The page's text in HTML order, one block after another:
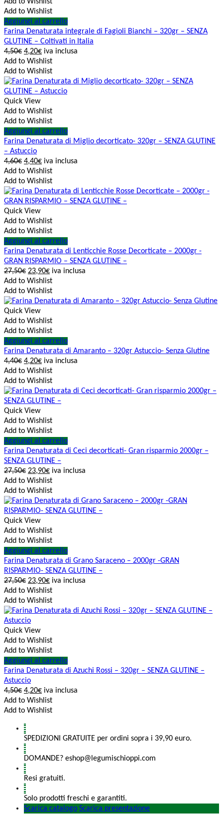
Add to Wishlist
Aggiungi al carrello
Farina Denaturata integrale di Fagioli Bianchi – 320gr – SENZA
GLUTINE – Coltivati in Italia
4,50€ 4,20€ iva inclusa
Add to Wishlist
Add to Wishlist
Quick View
Add to Wishlist
Add to Wishlist
Aggiungi al carrello
Farina Denaturata di Miglio decorticato- 320gr – SENZA GLUTINE
– Astuccio
4,60€ 4,40€ iva inclusa
Add to Wishlist
Add to Wishlist
Quick View
Add to Wishlist
Add to Wishlist
Aggiungi al carrello
Farina Denaturata di Lenticchie Rosse Decorticate – 2000gr -
GRAN RISPARMIO – SENZA GLUTINE –
27,50€ 23,90€ iva inclusa
Add to Wishlist
Add to Wishlist
Quick View
Add to Wishlist
Add to Wishlist
Aggiungi al carrello
Farina Denaturata di Amaranto – 320gr Astuccio- Senza Glutine
4,40€ 4,20€ iva inclusa
Add to Wishlist
Add to Wishlist
Quick View
Add to Wishlist
Add to Wishlist
Aggiungi al carrello
Farina Denaturata di Ceci decorticati- Gran risparmio 2000gr –
SENZA GLUTINE –
27,50€ 23,90€ iva inclusa
Add to Wishlist
Add to Wishlist
Quick View
Add to Wishlist
Add to Wishlist
Aggiungi al carrello
Farina Denaturata di Grano Saraceno – 2000gr -GRAN
RISPARMIO- SENZA GLUTINE –
27,50€ 23,90€ iva inclusa
Add to Wishlist
Add to Wishlist
Quick View
Add to Wishlist
Add to Wishlist
Aggiungi al carrello
Farina Denaturata di Azuchi Rossi – 320gr – SENZA GLUTINE –
Astuccio
4,50€ 4,20€ iva inclusa
Add to Wishlist
Add to Wishlist
SPEDIZIONI GRATUITE per ordini sopra i 39,90 euro.
DOMANDE? eshop@legumischioppi.com
Resi gratuiti.
Solo prodotti freschi e garantiti.
Scarica catalogo Scarica presentazione